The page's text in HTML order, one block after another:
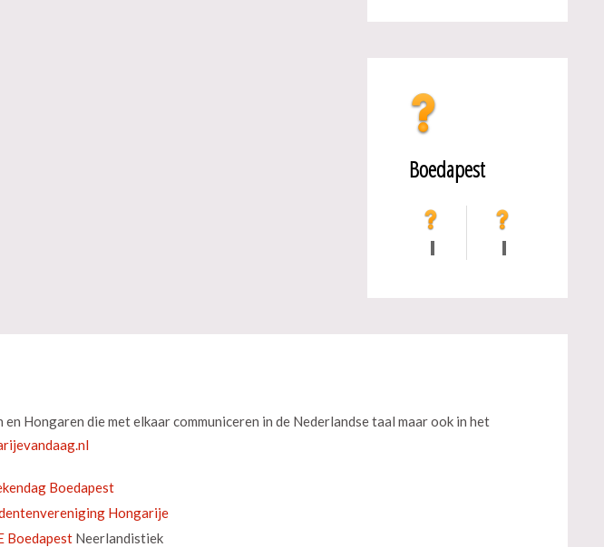
Boedapest
Hongaren die met elkaar communiceren in de Nederlandse taal maar ook in het
Boedapest
Hongarije
Boedapest Neerlandistiek